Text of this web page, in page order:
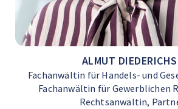
ALMUT
Fachanwältin für Handels- und
Fachanwältin für Gewerblichen
Rechtsanwältin,